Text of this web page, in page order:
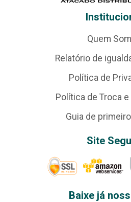
Quem
Relatório de
Política de
Política de Troca
Guia de
Site
Baixe já